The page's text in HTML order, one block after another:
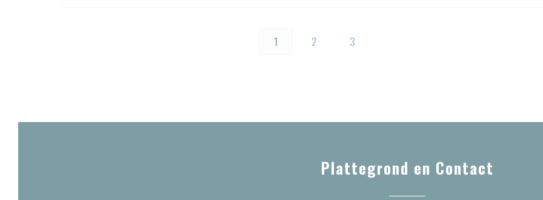
1 2 3
Plattegrond en Contact